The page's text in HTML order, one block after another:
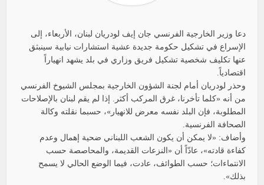
دعا وزير الخارجية الفرنسي جان إيف لودريان لبنان، الأربعاء، إلى
الإسراع في تشكيل حكومة جديدة عشية استشارات نيابية سينبثق
عنها تكليف شخصية تشكيل فريق وزاري في بلد يشهد انهياراً
اقتصادياً.
وحذر لودريان أمام لجنة الشؤون الخارجية بمجلس الشيوخ الفرنسي
من أنه «كلما تأخرنا، غرق المركب أكثر. إذا لم يقم لبنان بالإصلاحات
المطلوبة، فإن البلد نفسه معرض للانهيار»، حسبما نقلته وكالة
الصحافة الفرنسية.
وأضاف: «لا يمكن أن يكون الشعب اللبناني ضحية إهمال وعدم
كفاءة قادته»، عادّاً أن «النزعات القديمة، والمحاصصة حسب
الانتماءات؛ حسب الطوائف، عادت، فيما الوضع الحالي لا يسمح
بذلك».